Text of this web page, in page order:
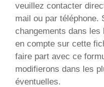
veuillez contacter
mail ou par téléphone.
changements dans
en compte sur cette
faire part avec ce
modifierons dans les
éventuelles.